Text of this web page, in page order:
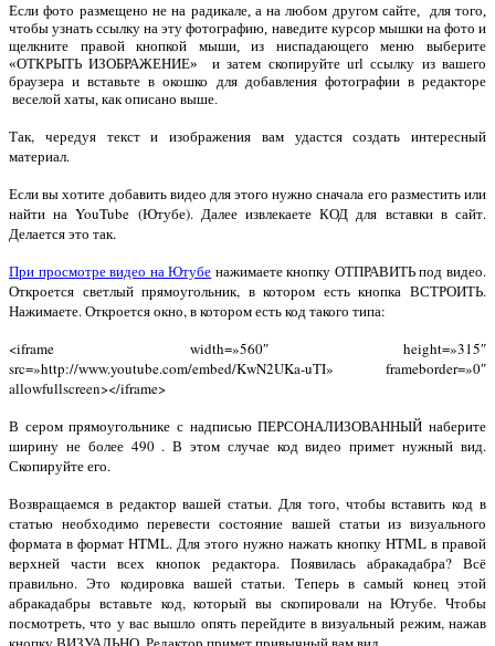
Если фото размещено не на радикале, а на любом другом сайте, для того,
чтобы узнать ссылку на эту фотографию, наведите курсор мышки на фото и
щелкните правой кнопкой мыши, из ниспадающего меню выберите
«ОТКРЫТЬ ИЗОБРАЖЕНИЕ» и затем скопируйте url ссылку из вашего
браузера и вставьте в окошко для добавления фотографии в редакторе
веселой хаты, как описано выше.
Так, чередуя текст и изображения вам удастся создать интересный
материал.
Если вы хотите добавить видео для этого нужно сначала его разместить или
найти на YouTube (Ютубе). Далее извлекаете КОД для вставки в сайт.
Делается это так.
При просмотре видео на Ютубе нажимаете кнопку ОТПРАВИТЬ под видео.
Откроется светлый прямоугольник, в котором есть кнопка ВСТРОИТЬ.
Нажимаете. Откроется окно, в котором есть код такого типа:
<iframe width=»560″ height=»315″
src=»http://www.youtube.com/embed/KwN2UKa-uTI» frameborder=»0″
allowfullscreen></iframe>
В сером прямоугольнике с надписью ПЕРСОНАЛИЗОВАННЫЙ наберите
ширину не более 490 . В этом случае код видео примет нужный вид.
Скопируйте его.
Возвращаемся в редактор вашей статьи. Для того, чтобы вставить код в
статью необходимо перевести состояние вашей статьи из визуального
формата в формат HTML. Для этого нужно нажать кнопку HTML в правой
верхней части всех кнопок редактора. Появилась абракадабра? Всё
правильно. Это кодировка вашей статьи. Теперь в самый конец этой
абракадабры вставьте код, который вы скопировали на Ютубе. Чтобы
посмотреть, что у вас вышло опять перейдите в визуальный режим, нажав